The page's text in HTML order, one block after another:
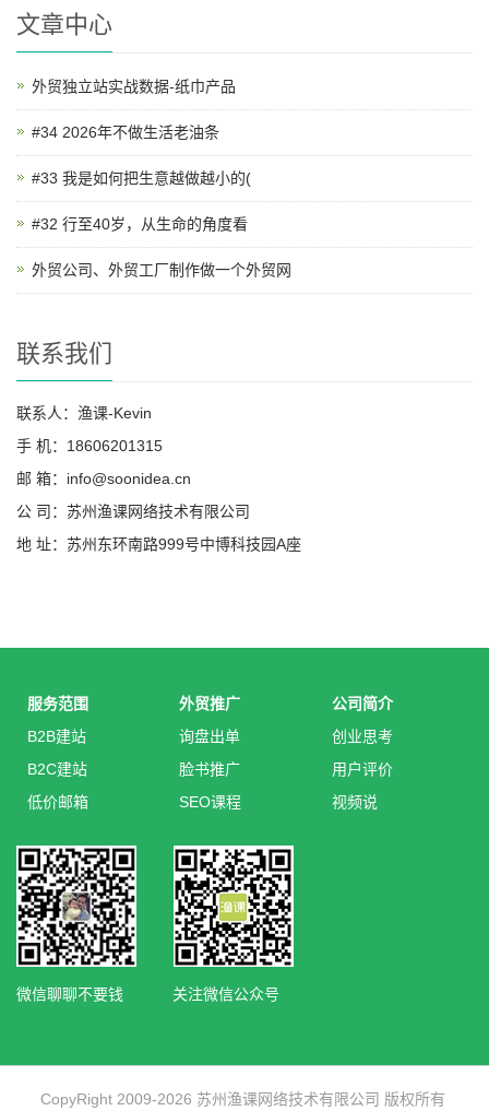
文章中心
外贸独立站实战数据-纸巾产品
#34 2026年不做生活老油条
#33 我是如何把生意越做越小的(
#32 行至40岁，从生命的角度看
外贸公司、外贸工厂制作做一个外贸网
联系我们
联系人：渔课-Kevin
手 机：18606201315
邮 箱：info@soonidea.cn
公 司：苏州渔课网络技术有限公司
地 址：苏州东环南路999号中博科技园A座
服务范围
B2B建站
B2C建站
低价邮箱
外贸推广
询盘出单
脸书推广
SEO课程
公司简介
创业思考
用户评价
视频说
微信聊聊不要钱 关注微信公众号
CopyRight 2009-2026 苏州渔课网络技术有限公司 版权所有